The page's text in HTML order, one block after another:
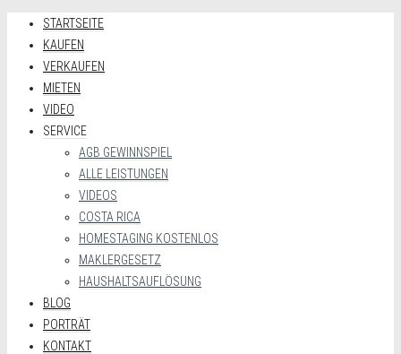
STARTSEITE
KAUFEN
VERKAUFEN
MIETEN
VIDEO
SERVICE
AGB GEWINNSPIEL
ALLE LEISTUNGEN
VIDEOS
COSTA RICA
HOMESTAGING KOSTENLOS
MAKLERGESETZ
HAUSHALTSAUFLÖSUNG
BLOG
PORTRÄT
KONTAKT